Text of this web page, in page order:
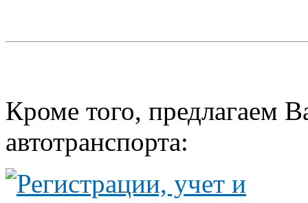
Кроме того, предлагаем
автотранспорта: